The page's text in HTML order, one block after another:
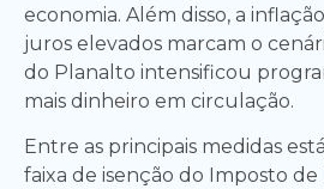
economia. Além disso, a
juros elevados marcam o
do Planalto intensificou
mais dinheiro em circulação.
Entre as principais medidas
faixa de isenção do Imposto